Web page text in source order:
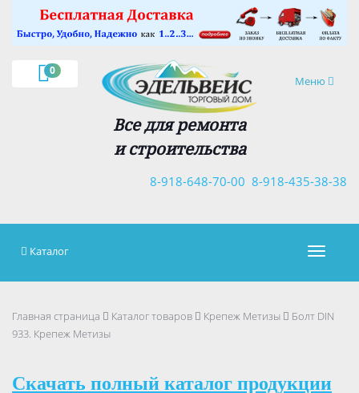
0
Навигация
Меню
Все для ремонта
и строительства
8-918-435-38-38
8-918-648-70-00
×
Каталог
Главная страница Каталог товаров Крепеж Метизы
Болт DIN
933. Крепеж Метизы
Скачать полный каталог продукции